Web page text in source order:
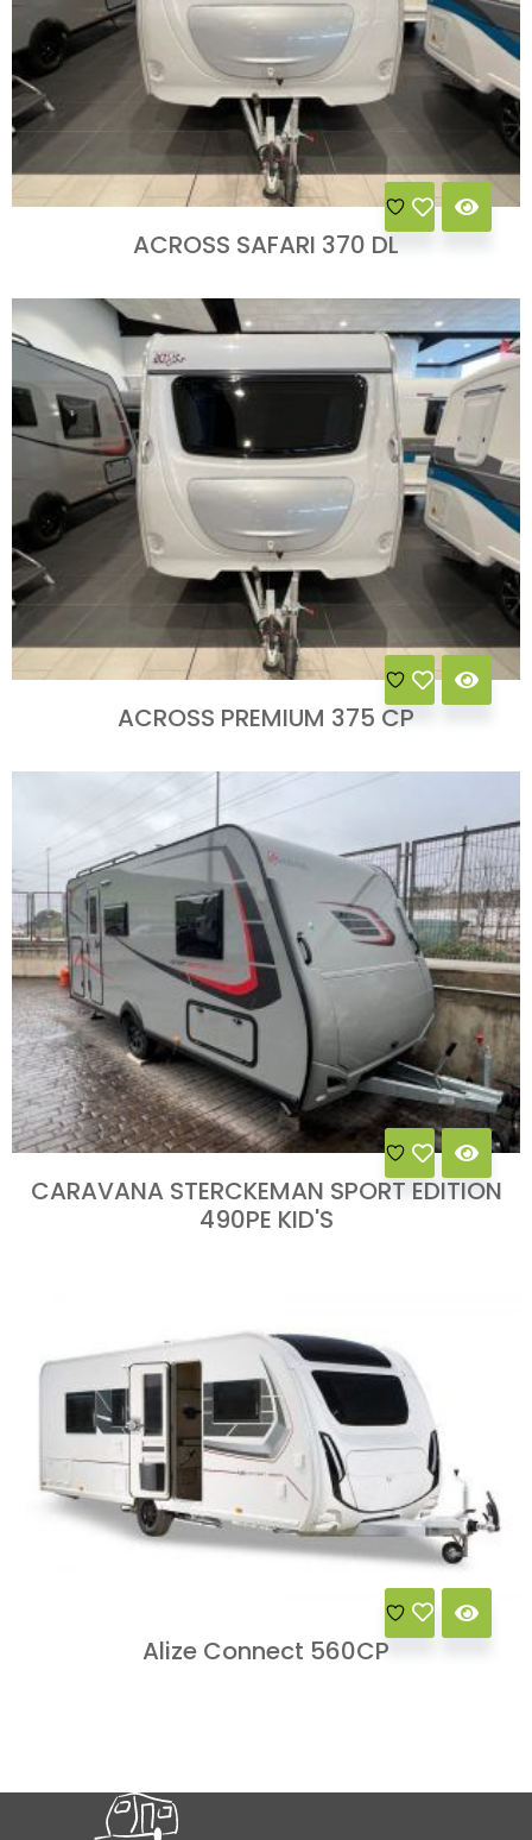
ACROSS SAFARI 370 DL
ACROSS PREMIUM 375 CP
CARAVANA STERCKEMAN SPORT EDITION
490PE KID'S
Alize Connect 560CP